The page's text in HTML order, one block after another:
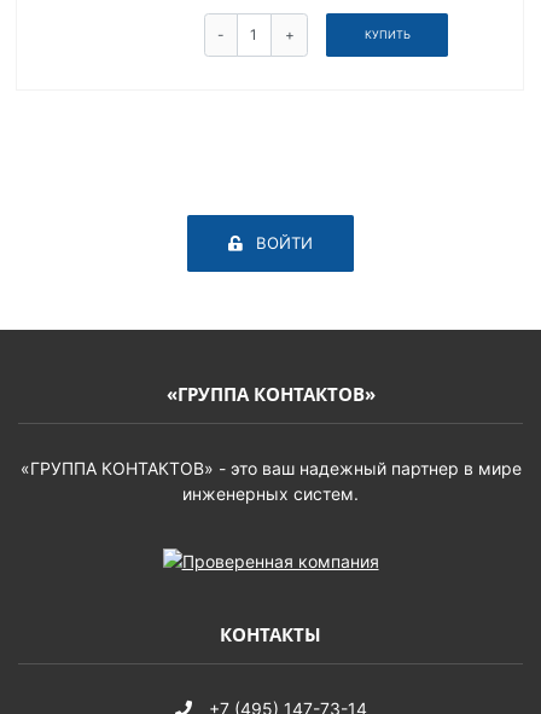
- + КУПИТЬ
ВОЙТИ
«ГРУППА КОНТАКТОВ»
«ГРУППА КОНТАКТОВ» - это ваш надежный партнер в мире
инженерных систем.
КОНТАКТЫ
+7 (495) 147-73-14